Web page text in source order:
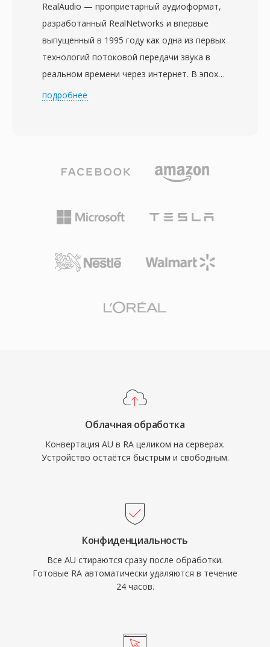
универсальность сделала AU рабочей
лошадкой в ранних Unix-средах, веб-аудио
(Java-апплеты по умолчанию использовали
AU) и телефонных приложениях. Одно
преимущество — простота: компактный
заголовок и понятная структура делают
приемлемое качество речи при 8 КБ в
секунду, вдвое меньше, чем у 16-битного
дефиците хранилища и полосы пропускания.
значительной мере вытеснили AU в
пользовательских приложениях, он
конвейерах обработки аудио, где ценятся
RealAudio — проприетарный аудиоформат,
разработанный RealNetworks и впервые
выпущенный в 1995 году как одна из первых
технологий потоковой передачи звука в
реальном времени через интернет. В эпоху
модемного доступа RealAudio стал
трёхминутная песня могла скачиваться 30
поколений кодеков: ранние версии
использовали низкобитрейтные речевые
поздние (RealAudio 10, основанный на AAC)
переменный битрейт, адаптивный
RealPlayer был установлен на сотнях
NPR использовали RealAudio для онлайн-
трансляций. Непреходящий технический
вклад — концепция адаптивного
формат вытеснен современными кодеками,
радио по-прежнему существуют и требуют
конвертации для воспроизведения на
современных устройствах.
подробнее
Облачная обработка
Конвертация AU в RA целиком на серверах.
Устройство остаётся быстрым и свободным.
Конфиденциальность
Все AU стираются сразу после обработки.
Готовые RA автоматически удаляются в течение
24 часов.